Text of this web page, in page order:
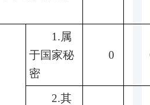
1.属
于国家秘
密
0
2.其